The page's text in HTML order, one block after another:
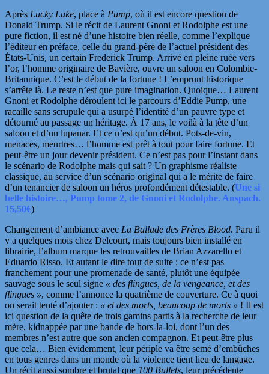
Après Lucky Luke, place à Pump, où il est encore question de
Donald Trump. Si le récit de Laurent Gnoni et Rodolphe est une
pure fiction, il est né d’une histoire bien réelle, comme l’explique
l’éditeur en préface, celle du grand-père de l’actuel président des
États-Unis, un certain Frederick Trump. Arrivé en pleine ruée vers
l’or, l’homme originaire de Bavière, ouvre un saloon en Colombie-
Britannique. C’est le début de la fortune ! L’emprunt historique
s’arrête là. Le reste n’est que pure imagination. Quoique… Laurent
Gnoni et Rodolphe déroulent ici le parcours d’Eddie Pump, une
racaille sans scrupule qui a usurpé l’identité d’un pauvre type et
détourné au passage un héritage. À 17 ans, le voilà à la tête d’un
saloon et d’un lupanar. Et ce n’est qu’un début. Pots-de-vin,
menaces, meurtres… l’homme est prêt à tout pour faire fortune. Et
peut-être un jour devenir président. Ce n’est pas pour l’instant dans
le scénario de Rodolphe mais qui sait ? Un graphisme réaliste
classique, au service d’un scénario original qui a le mérite de faire
d’un tenancier de saloon un héros profondément détestable. (Une si
belle histoire…, Pump tome 2, de Gnoni et Rodolphe. Anspach.
15,50€)
Changement d’ambiance avec La Ballade des Frères Blood. Paru il
y a quelques mois chez Delcourt, mais toujours bien installé en
librairie, l’album marque les retrouvailles de Brian Azzarello et
Eduardo Risso. Et autant le dire tout de suite : ce n’est pas
franchement pour une promenade de santé, plutôt une équipée
sauvage sous le seul signe « des flingues, de la vengeance, et des
flingues », comme l’annonce la quatrième de couverture. Ce à quoi
on serait tenté d’ajouter : « et des morts, beaucoup de morts » ! Il est
ici question de la quête de trois gamins partis à la recherche de leur
mère, kidnappée par une bande de hors-la-loi, dont l’un des
membres n’est autre que son ancien compagnon. Et peut-être plus
que cela… Bien évidemment, leur périple va être semé d’embûches
en tous genres dans un monde où la violence tient lieu de langage.
Un récit aussi sombre et brutal que 100 Bullets, leur précédente